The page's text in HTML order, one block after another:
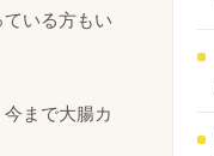
いる方もい
まで大腸カ